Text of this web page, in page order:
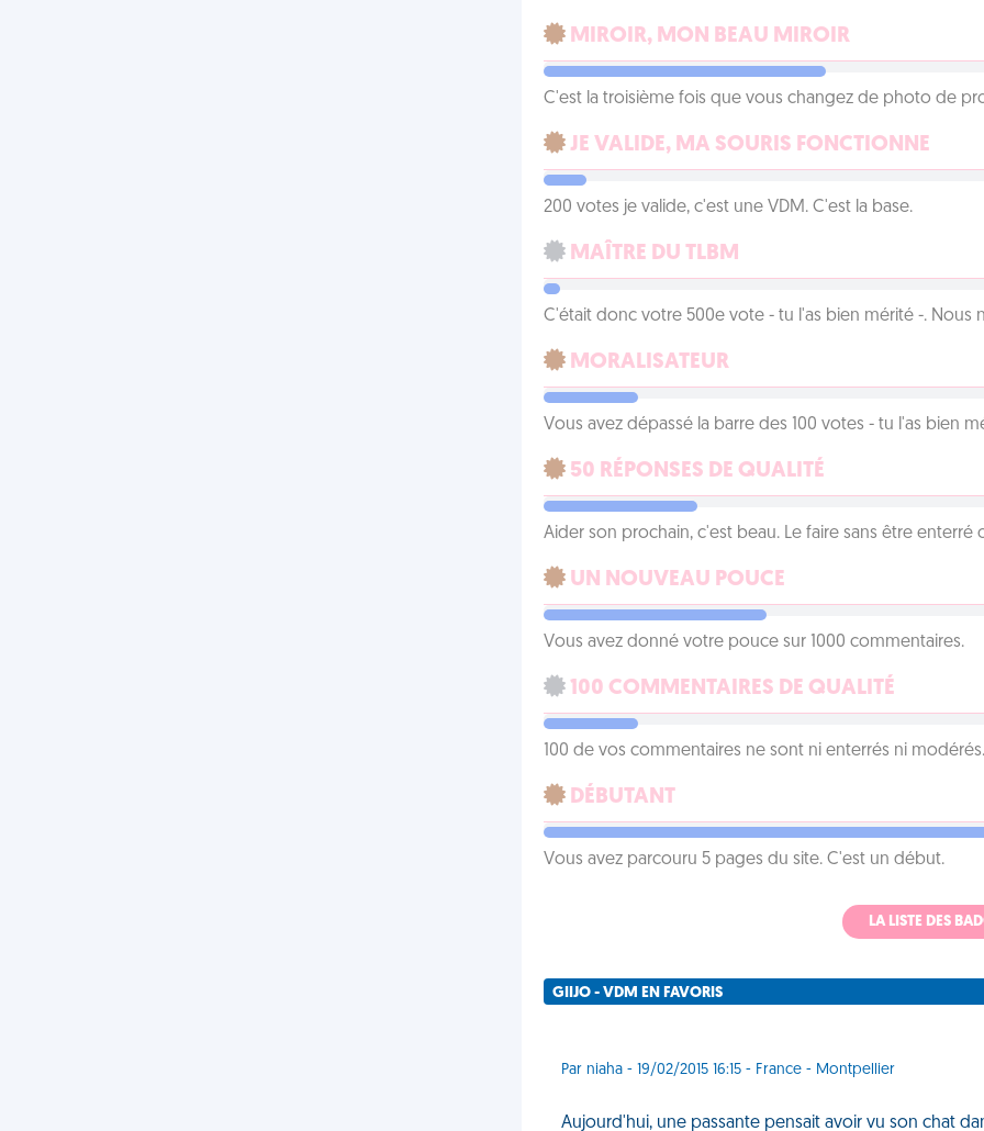
MIROIR, MON BEAU MIROIR
C'est la troisième fois que vous changez de photo de
JE VALIDE, MA SOURIS FONCTIONNE
200 votes je valide, c'est une VDM. C'est la base.
MAÎTRE DU TLBM
C'était donc votre 500e vote - tu l'as bien mérité -. Nous
MORALISATEUR
Vous avez dépassé la barre des 100 votes - tu l'as bien
50 RÉPONSES DE QUALITÉ
Aider son prochain, c'est beau. Le faire sans être
UN NOUVEAU POUCE
Vous avez donné votre pouce sur 1000 commentaires.
100 COMMENTAIRES DE QUALITÉ
100 de vos commentaires ne sont ni enterrés ni
DÉBUTANT
Vous avez parcouru 5 pages du site. C'est un début.
LA LISTE DES
GIIJO - VDM EN FAVORIS
Par niaha - 19/02/2015 16:15 - France - Montpellier
Aujourd'hui, une passante pensait avoir vu son chat